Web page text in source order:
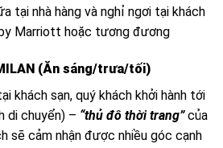
tại nhà hàng và nghỉ ngơi tại khách
Marriott hoặc tương đương
(Ăn sáng/trưa/tối)
khách sạn, quý khách khởi hành tới
di chuyển) – “thủ đô thời trang”của
sẽ cảm nhận được nhiều góc cạnh